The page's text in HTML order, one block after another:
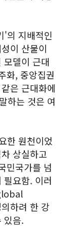
'의 지배적인
이 산물이
모델이 근대
화, 중앙집권
은 근대화에
하는 것은 여
한 원천이었
상실하고
민국가를 넘
필요함. 이러
하려 한 강
있음.